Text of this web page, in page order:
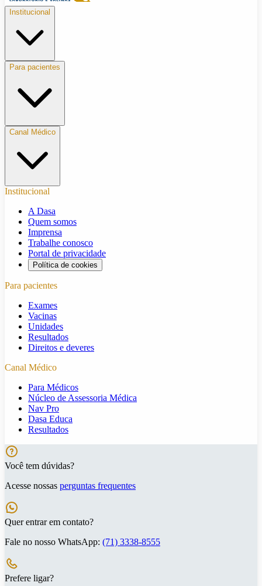
Institucional
Para pacientes
Canal Médico
Institucional
A Dasa
Quem somos
Imprensa
Trabalhe conosco
Portal de privacidade
Política de cookies
Para pacientes
Exames
Vacinas
Unidades
Resultados
Direitos e deveres
Canal Médico
Para Médicos
Núcleo de Assessoria Médica
Nav Pro
Dasa Educa
Resultados
Você tem dúvidas?
Acesse nossas perguntas frequentes
Quer entrar em contato?
Fale no nosso WhatsApp: (71) 3338-8555
Prefere ligar?